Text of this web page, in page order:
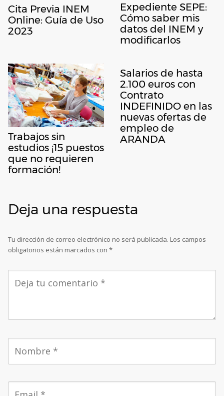
Cita Previa INEM
Online: Guía de Uso
2023
Expediente SEPE:
Cómo saber mis
datos del INEM y
modificarlos
Trabajos sin
estudios ¡15 puestos
que no requieren
formación!
Salarios de hasta
2.100 euros con
Contrato
INDEFINIDO en las
nuevas ofertas de
empleo de
ARANDA
Deja una respuesta
Tu dirección de correo electrónico no será publicada. Los campos
obligatorios están marcados con *